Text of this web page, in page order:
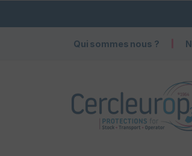
Qui sommes nous ?